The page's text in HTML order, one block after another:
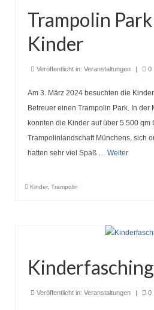
Trampolin Park
Kinder
Veröffentlicht in: Veranstaltungen | 0
Am 3. März 2024 besuchten die
Betreuer einen Trampolin Park. In der
konnten die Kinder auf über 5.500 qm
Trampolinlandschaft Münchens, sich
hatten sehr viel Spaß … Weiter
Kinder, Trampolin
Kinderfasching
Veröffentlicht in: Veranstaltungen | 0